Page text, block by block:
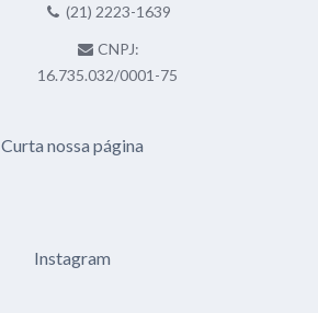
(21) 2223-1639
CNPJ:
16.735.032/0001-75
Curta nossa página
Instagram